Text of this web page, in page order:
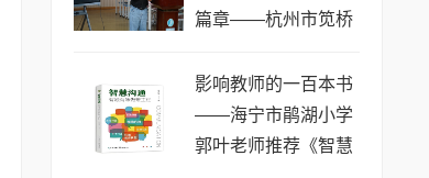
篇章——杭州市笕桥
培训
影响教师的一百本书
——海宁市鹃湖小学
郭叶老师推荐《智慧